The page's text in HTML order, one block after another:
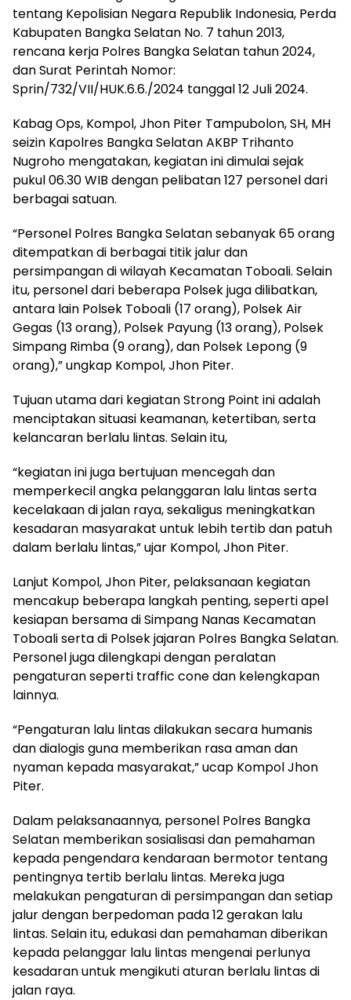
tentang Kepolisian Negara Republik Indonesia, Perda
Kabupaten Bangka Selatan No. 7 tahun 2013,
rencana kerja Polres Bangka Selatan tahun 2024,
dan Surat Perintah Nomor:
Sprin/732/VII/HUK.6.6./2024 tanggal 12 Juli 2024.
Kabag Ops, Kompol, Jhon Piter Tampubolon, SH, MH
seizin Kapolres Bangka Selatan AKBP Trihanto
Nugroho mengatakan, kegiatan ini dimulai sejak
pukul 06.30 WIB dengan pelibatan 127 personel dari
berbagai satuan.
“Personel Polres Bangka Selatan sebanyak 65 orang
ditempatkan di berbagai titik jalur dan
persimpangan di wilayah Kecamatan Toboali. Selain
itu, personel dari beberapa Polsek juga dilibatkan,
antara lain Polsek Toboali (17 orang), Polsek Air
Gegas (13 orang), Polsek Payung (13 orang), Polsek
Simpang Rimba (9 orang), dan Polsek Lepong (9
orang),” ungkap Kompol, Jhon Piter.
Tujuan utama dari kegiatan Strong Point ini adalah
menciptakan situasi keamanan, ketertiban, serta
kelancaran berlalu lintas. Selain itu,
“kegiatan ini juga bertujuan mencegah dan
memperkecil angka pelanggaran lalu lintas serta
kecelakaan di jalan raya, sekaligus meningkatkan
kesadaran masyarakat untuk lebih tertib dan patuh
dalam berlalu lintas,” ujar Kompol, Jhon Piter.
Lanjut Kompol, Jhon Piter, pelaksanaan kegiatan
mencakup beberapa langkah penting, seperti apel
kesiapan bersama di Simpang Nanas Kecamatan
Toboali serta di Polsek jajaran Polres Bangka Selatan.
Personel juga dilengkapi dengan peralatan
pengaturan seperti traffic cone dan kelengkapan
lainnya.
“Pengaturan lalu lintas dilakukan secara humanis
dan dialogis guna memberikan rasa aman dan
nyaman kepada masyarakat,” ucap Kompol Jhon
Piter.
Dalam pelaksanaannya, personel Polres Bangka
Selatan memberikan sosialisasi dan pemahaman
kepada pengendara kendaraan bermotor tentang
pentingnya tertib berlalu lintas. Mereka juga
melakukan pengaturan di persimpangan dan setiap
jalur dengan berpedoman pada 12 gerakan lalu
lintas. Selain itu, edukasi dan pemahaman diberikan
kepada pelanggar lalu lintas mengenai perlunya
kesadaran untuk mengikuti aturan berlalu lintas di
jalan raya.